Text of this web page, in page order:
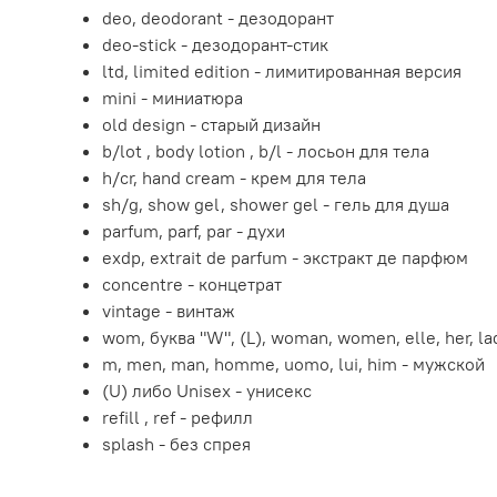
deo, deodorant - дезодорант
deo-stick - дезодорант-стик
ltd, limited edition - лимитированная версия
mini - миниатюра
old design - старый дизайн
b/lot , body lotion , b/l - лосьон для тела
h/cr, hand cream - крем для тела
sh/g, show gel, shower gel - гель для душа
parfum, parf, par - духи
exdp, extrait de parfum - экстракт де парфюм
concentre - концетрат
vintage - винтаж
wom, буква "W", (L), woman, women, elle, her,
m, men, man, homme, uomo, lui, him - мужской
(U) либо Unisex - унисекс
refill , ref - рефилл
splash - без спрея